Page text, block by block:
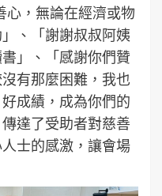
心，無論在經濟或物
、「謝謝叔叔阿姨
」、「感謝你們贊
有那麼困難，我也
成績，成為你們的
達了受助者對慈善
士的感激，讓會場